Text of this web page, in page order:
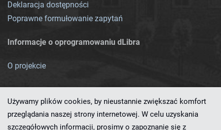
Deklaracja dostępności
Poprawne formułowanie zapytań
Informacje o oprogramowaniu dLibra
O projekcie
Używamy plików cookies, by nieustannie zwiększać komfort
przeglądania naszej strony internetowej. W celu uzyskania
szczegółowych informacji, prosimy o zapoznanie się z